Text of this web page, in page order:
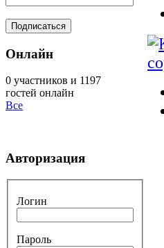
Онлайн
0 участников и 1197
гостей онлайн
Все
Авторизация
Логин
Пароль